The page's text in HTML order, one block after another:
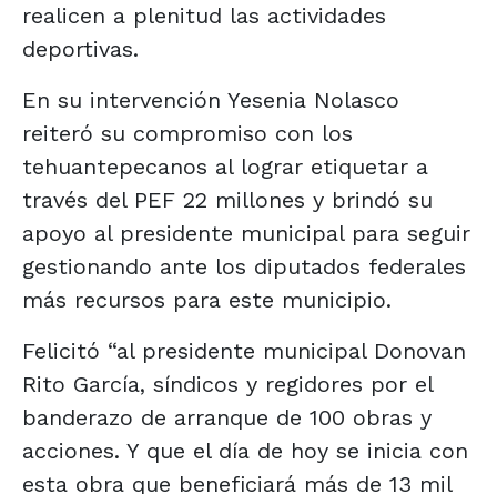
realicen a plenitud las actividades
deportivas.
En su intervención Yesenia Nolasco
reiteró su compromiso con los
tehuantepecanos al lograr etiquetar a
través del PEF 22 millones y brindó su
apoyo al presidente municipal para seguir
gestionando ante los diputados federales
más recursos para este municipio.
Felicitó “al presidente municipal Donovan
Rito García, síndicos y regidores por el
banderazo de arranque de 100 obras y
acciones. Y que el día de hoy se inicia con
esta obra que beneficiará más de 13 mil